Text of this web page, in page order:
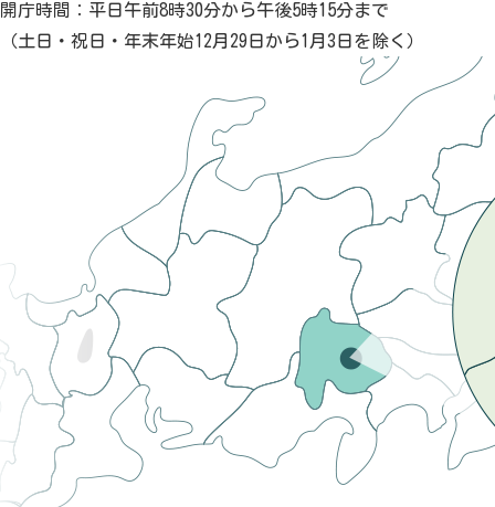
開庁時間：平日午前8時30分から午後5時15分まで
（土日・祝日・年末年始12月29日から1月3日を除く）